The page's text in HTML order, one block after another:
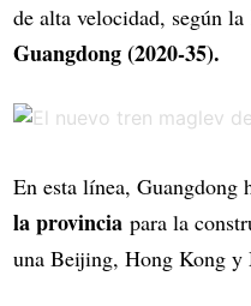
de alta velocidad, según la
Guangdong (2020-35).
En esta línea, Guangdong
la provincia para la
una Beijing, Hong Kong y